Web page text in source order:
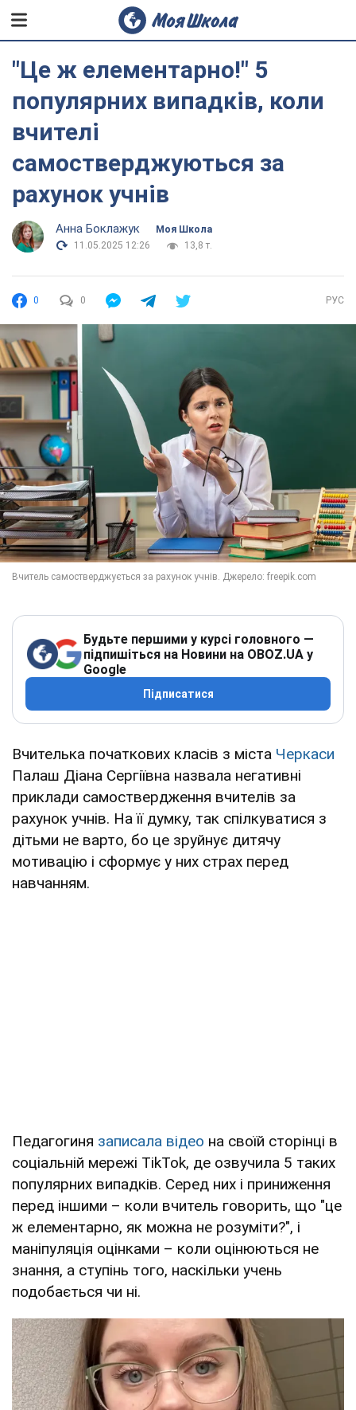
"Це ж елементарно!" 5
популярних випадків, коли
вчителі
самостверджуються за
рахунок учнів
Анна Боклажук
Моя Школа
11.05.2025 12:26
13,8 т.
0 0 РУС
Будьте першими у курсі головного —
підпишіться на Новини на OBOZ.UA у
Google
Підписатися
Вчителька початкових класів з міста Черкаси
Палаш Діана Сергіївна назвала негативні
приклади самоствердження вчителів за
рахунок учнів. На її думку, так спілкуватися з
дітьми не варто, бо це зруйнує дитячу
мотивацію і сформує у них страх перед
навчанням.
Педагогиня записала відео на своїй сторінці в
соціальній мережі TikTok, де озвучила 5 таких
популярних випадків. Серед них і приниження
перед іншими – коли вчитель говорить, що "це
ж елементарно, як можна не розуміти?", і
маніпуляція оцінками – коли оцінюються не
знання, а ступінь того, наскільки учень
подобається чи ні.